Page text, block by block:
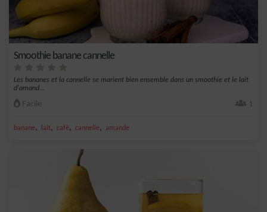
Smoothie banane cannelle
Les bananes et la cannelle se marient bien ensemble dans un smoothie et le lait
d'amand...
Facile 1
banane, lait, café, cannelle, amande